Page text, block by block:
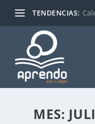
TENDENCIAS:
MES: